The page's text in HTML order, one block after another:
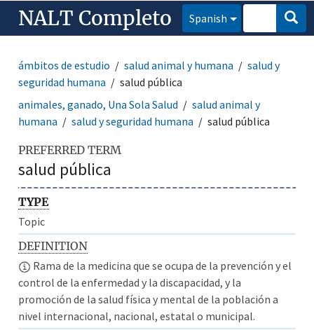
NALT Completo Spanish
ámbitos de estudio salud animal y humana
salud y
seguridad humana
salud pública
animales, ganado, Una Sola Salud
salud animal y
humana
salud y seguridad humana salud pública
PREFERRED TERM
salud pública
TYPE
Topic
DEFINITION
Rama de la medicina que se ocupa de la prevención y el
control de la enfermedad y la discapacidad, y la
promoción de la salud física y mental de la población a
nivel internacional, nacional, estatal o municipal.